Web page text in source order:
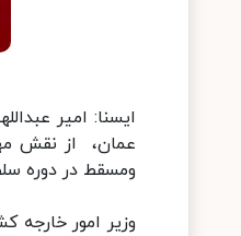
ایسنا: امیر
عمان، از نقش
ومسقط در دوره
وزیر امور خارجه